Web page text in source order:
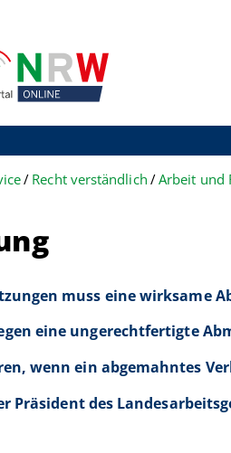
Recht verständlich Arbeit und
muss eine wirksame
eine ungerechtfertigte
wenn ein abgemahntes
Präsident des